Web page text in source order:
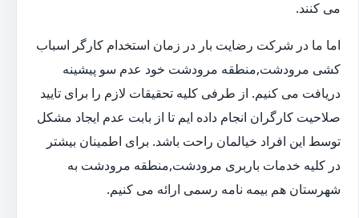
می کنند.
اما ما در شرکت رضایت بار در زمان استخدام کارگر اسباب
کشی مرودشت,منطقه مرودشت خود عدم سو پیشینه
دریافت می کنیم. از طرفی کلیه تحقیقات لازم را برای تایید
صلاحیت کارگران انجام داده ایم تا از بابت عدم ایجاد مشکل
توسط این افراد خیالمان راحت باشد. برای اطمینان بیشتر
در کلیه خدمات باربری مرودشت,منطقه مرودشت به
شهرستان هم بیمه نامه رسمی ارائه می کنیم.